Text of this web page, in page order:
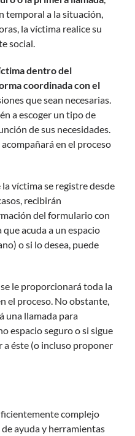
temporal a la situación,
la víctima realice su
social.
dentro del
coordinada con el
que sean necesarias.
a escoger un tipo de
de sus necesidades.
en el proceso
la víctima se registre desde
recibirán
del formulario con
acuda a un espacio
o si lo desea, puede
le proporcionará toda la
el proceso. No obstante,
una llamada para
espacio seguro o si sigue
a éste (o incluso proponer
complejo
ayuda y herramientas